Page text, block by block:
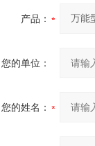
产品：
您的单位：
您的姓名：